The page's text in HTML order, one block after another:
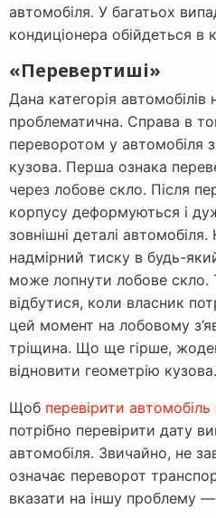
автомобіля. У багатьох
кондиціонера обійдеться в
«Перевертиші»
Дана категорія автомобілів
проблематична. Справа в
переворотом у автомобіля
кузова. Перша ознака
через лобове скло. Після
корпусу деформуються і
зовнішні деталі
надмірний тиску в будь-
може лопнути лобове скло.
відбутися, коли власник
цей момент на лобовому
тріщина. Що ще гірше,
відновити геометрію кузова.
Щоб перевірити
потрібно перевірити дату
автомобіля. Звичайно, не
означає переворот
вказати на іншу проблему